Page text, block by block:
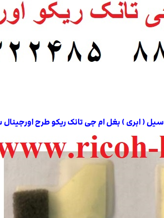
سیل ( ابری ) بغل ام جی تانک ریکو طرح